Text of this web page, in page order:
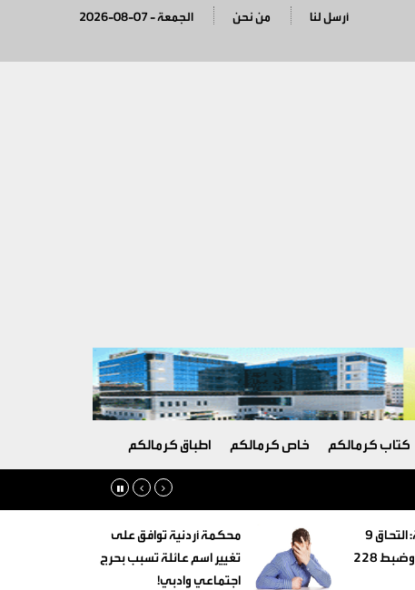
2026-08-07 - الجمعة من نحن أرسل لنا
كتاب كرمالكم خاص كرمالكم اطباق كرمالكم
‏التنمية الاجتماعية: التحاق 9
أطفال بأسر بديلة وضبط 228
محكمة أردنية توافق على
تغيير اسم عائلة تسبب بحرج
اجتماعي وادبي!